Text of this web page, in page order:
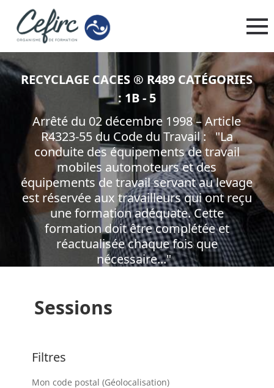
RECYCLAGE CACES ® R489 CATÉGORIES
: 1B - 5
Arrêté du 02 décembre 1998 – Article
R4323-55 du Code du Travail : "La
conduite des équipements de travail
mobiles automoteurs et des
équipements de travail servant au levage
est réservée aux travailleurs qui ont reçu
une formation adéquate. Cette
formation doit être complétée et
réactualisée chaque fois que
nécessaire..."
Sessions
Filtres
Mon code postal (Géolocalisation)